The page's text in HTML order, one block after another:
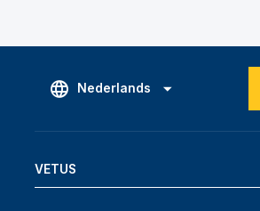
Nederlands
VETUS